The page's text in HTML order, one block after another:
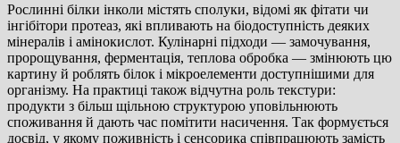
Рослинні білки інколи містять сполуки, відомі як фітати чи
інгібітори протеаз, які впливають на біодоступність деяких
мінералів і амінокислот. Кулінарні підходи — замочування,
пророщування, ферментація, теплова обробка — змінюють цю
картину й роблять білок і мікроелементи доступнішими для
організму. На практиці також відчутна роль текстури:
продукти з більш щільною структурою уповільнюють
споживання й дають час помітити насичення. Так формується
досвід, у якому поживність і сенсорика співпрацюють замість